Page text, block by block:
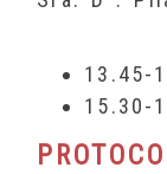
13.45-
15.30-